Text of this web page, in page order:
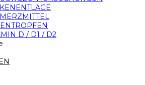
D / D1 / D2